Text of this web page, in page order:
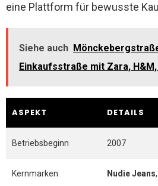
eine Plattform für bewusste
Siehe auch
Einkaufsstraße mit Zara,
ASPEKT DETAILS
Betriebsbeginn 2007
Kernmarken Nudie Jeans,